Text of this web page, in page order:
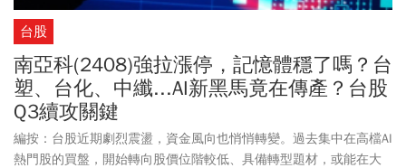
台股
南亞科(2408)強拉漲停，記憶體穩了嗎？台
塑、台化、中纖...AI新黑馬竟在傳產？台股
Q3續攻關鍵
編按：台股近期劇烈震盪，資金風向也悄悄轉變。過去集中在高檔AI
熱門股的買盤，開始轉向股價位階較低、具備轉型題材，或能在大